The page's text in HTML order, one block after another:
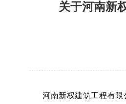
关于河南新
河南新权建筑工程有限